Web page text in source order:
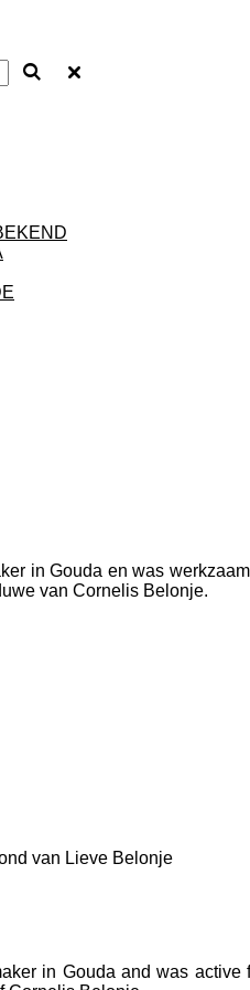
inGouda en was
van Cornelis Belonje.
van Lieve Belonje
in Gouda and was active